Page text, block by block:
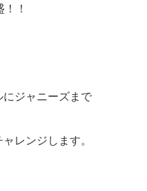
！
ジャニーズまで
レンジします。